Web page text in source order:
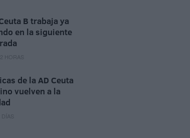
B trabaja ya
en la siguiente
HORAS
de la AD Ceuta
vuelven a la